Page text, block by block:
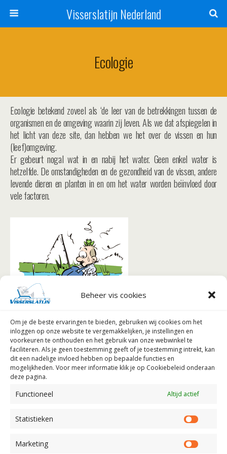
Beheer vis cookies
Om je de beste ervaringen te bieden, gebruiken wij cookies om het
inloggen op onze website te vergemakkelijken, je instellingen en
voorkeuren te onthouden en het gebruik van onze webwinkel te
faciliteren. Als je geen toestemming geeft of je toestemming intrekt, kan
dit een nadelige invloed hebben op bepaalde functies en
mogelijkheden. Voor meer informatie klik je op Cookiebeleid onderaan
deze pagina.
Functioneel Altijd actief
Statistieken
Marketing
Visserslatijn Nederland
Ecologie
Ecologie betekend zoveel als ‘de leer van de betrekkingen tussen de
organismen en de omgeving waarin zij leven. Als we dat afspiegelen in
het licht van deze site, dan hebben we het over de vissen en hun
(leef)omgeving.
Er gebeurt nogal wat in en nabij het water. Geen enkel water is
hetzelfde. De omstandigheden en de gezondheid van de vissen, andere
levende dieren en planten in en om het water worden beïnvloed door
vele factoren.
we u als eerste mee in de wereld die ‘vis’ heet. Wat is
een vis en hoe “werkt” een vis?
Vervolgens kijken we naar de leefomgeving van de vis
en de factoren die deze leefomgeving bepalen.
Tenslotte leren we u nog het een ander over de